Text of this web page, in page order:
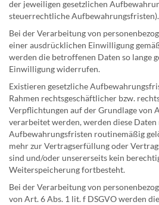
der jeweiligen gesetzlichen
steuerrechtliche Aufbewahrungsfristen).
Bei der Verarbeitung von
einer ausdrücklichen Einwilligung
werden die betroffenen Daten so lange
Einwilligung widerrufen.
Existieren gesetzliche
Rahmen rechtsgeschäftlicher bzw.
Verpflichtungen auf der Grundlage von
verarbeitet werden, werden diese
Aufbewahrungsfristen routinemäßig
mehr zur Vertragserfüllung oder
sind und/oder unsererseits kein
Weiterspeicherung fortbesteht.
Bei der Verarbeitung von
von Art. 6 Abs. 1 lit. f DSGVO werden